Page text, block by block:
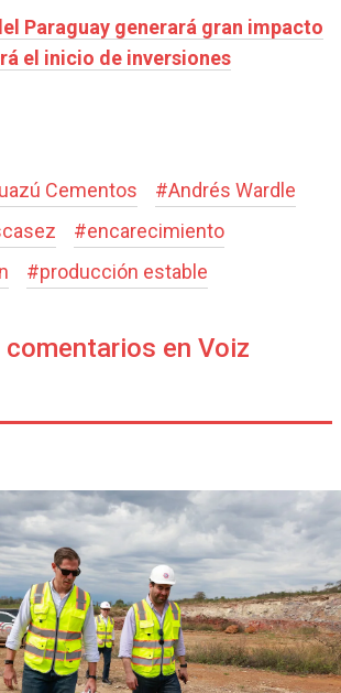
Paraguay generará gran impacto
el inicio de inversiones
Cementos #Andrés Wardle
#encarecimiento
#producción estable
en Voiz